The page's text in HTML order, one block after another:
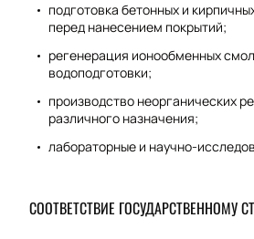
подготовка бетонных и
перед нанесением покрытий;
регенерация ионообменных
водоподготовки;
производство неорганических
различного назначения;
лабораторные и научно-
СООТВЕТСТВИЕ ГОСУДАРСТВЕННОМУ